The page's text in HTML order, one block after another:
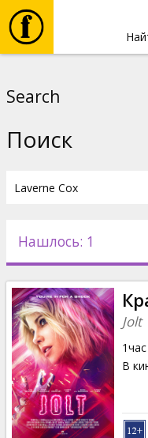
Новости
Подарки
Кинозакуски
B2B
Search
Поиск
Нашлось: 1
Jolt
В